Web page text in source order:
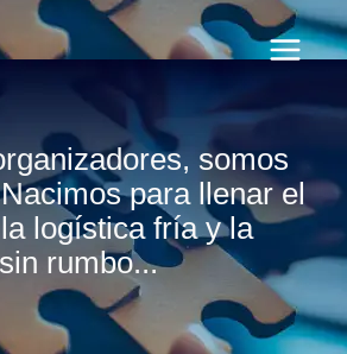
somos
para llenar el
logística fría y la
rumbo...